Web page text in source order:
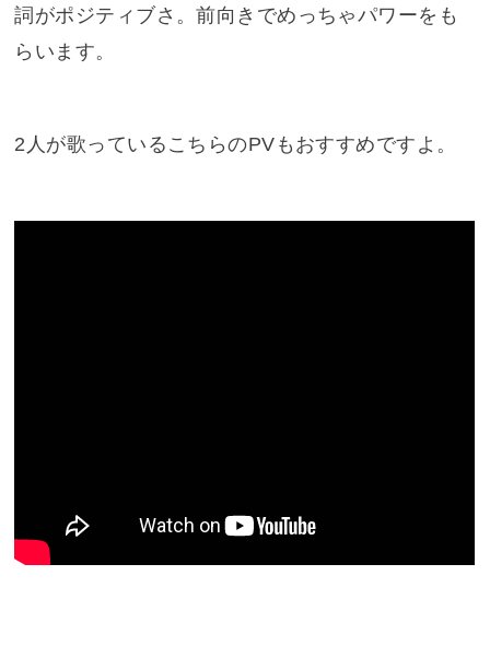
詞がポジティブさ。前向きでめっちゃパワーをも
らいます。
2人が歌っているこちらのPVもおすすめですよ。